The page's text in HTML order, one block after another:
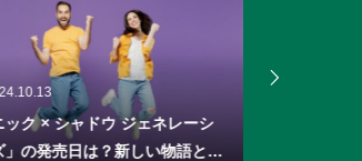
ック × シャドウ ジェネレーシ
」の発売日は？新しい物語とシ